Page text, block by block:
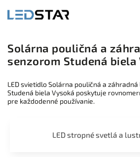
Solárna pouličná a
senzorom Studená biela
LED svietidlo Solárna pouličná a
Studená biela Vysoká poskytuje
pre každodenné používanie.
LED stropné svetlá a